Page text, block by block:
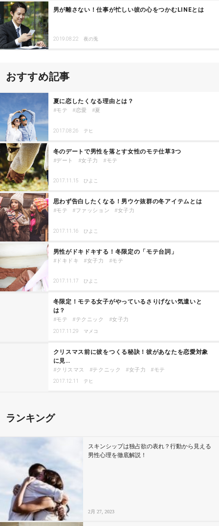
男が離さない！仕事が忙しい彼の心をつかむLINEとは
2019.08.22 夜の兎
おすすめ記事
夏に恋したくなる理由とは？
モテ 恋愛 夏
2017.08.26 テヒ
冬のデートで男性を落とす女性のモテ仕草3つ
デート 女子力 モテ
2017.11.15 ひよこ
思わず告白したくなる！男ウケ抜群の冬アイテムとは
モテ ファッション 女子力
2017.11.16 ひよこ
男性がドキドキする！冬限定の「モテ台詞」
ドキドキ 女子力 モテ
2017.11.17 ひよこ
冬限定！モテる女子がやっているさりげない気遣いと
は？
モテ テクニック 女子力
2017.11.29 マメコ
クリスマス前に彼をつくる秘訣！彼があなたを恋愛対象
に見…
クリスマス テクニック 女子力 モテ
2017.12.11 テヒ
ランキング
スキンシップは独占欲の表れ？行動から見える
男性心理を徹底解説！
2月 27, 2023